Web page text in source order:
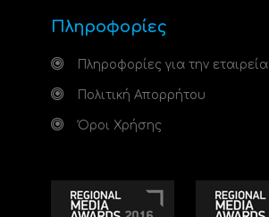
Πληροφορίες
Πληροφορίες για την εταιρεία
Πολιτική Απορρήτου
Όροι Χρήσης